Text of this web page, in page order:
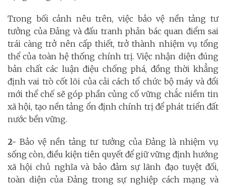
Trong bối cảnh nêu trên, việc bảo vệ nền tảng tư
tưởng của Đảng và đấu tranh phản bác quan điểm sai
trái càng trở nên cấp thiết, trở thành nhiệm vụ tổng
thể của toàn hệ thống chính trị. Việc nhận diện đúng
bản chất các luận điệu chống phá, đồng thời khẳng
định vai trò cốt lõi của cải cách tổ chức bộ máy và đổi
mới thể chế sẽ góp phần củng cố vững chắc niềm tin
xã hội, tạo nền tảng ổn định chính trị để phát triển đất
nước bền vững.
2- Bảo vệ nền tảng tư tưởng của Đảng là nhiệm vụ
sống còn, điều kiện tiên quyết để giữ vững định hướng
xã hội chủ nghĩa và bảo đảm sự lãnh đạo tuyệt đối,
toàn diện của Đảng trong sự nghiệp cách mạng và